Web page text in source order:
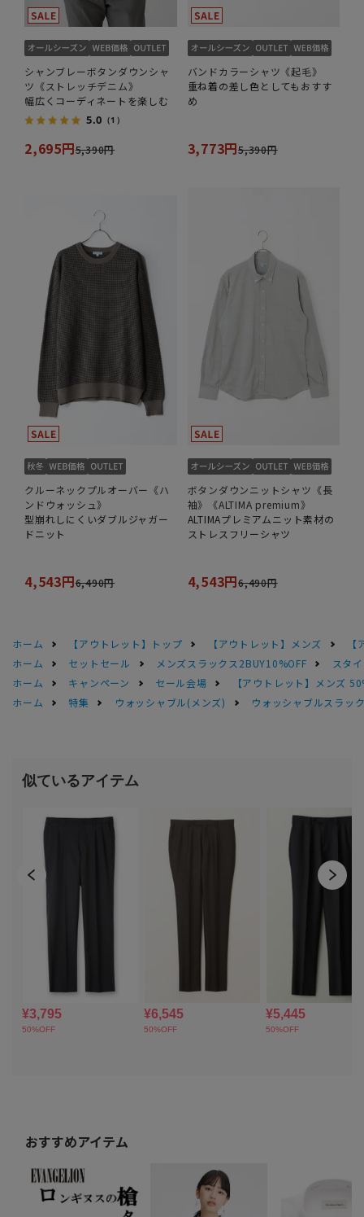
シャンブレーボタンダウンシャ
ツ《ストレッチデニム》
幅広くコーディネートを楽しむ
5.0 （1）
2,695円5,390円
バンドカラーシャツ《起毛》
重ね着の差し色としてもおすす
め
3,773円5,390円
クルーネックプルオーバー《ハ
ンドウォッシュ》
型崩れしにくいダブルジャガー
ドニット
4,543円6,490円
ボタンダウンニットシャツ《長
袖》《ALTIMA premium》
ALTIMAプレミアムニット素材の
ストレスフリーシャツ
4,543円6,490円
ホーム 【アウトレット】トップ 【アウトレット】メンズ
ホーム
セットセール メンズスラックス2BUY10%OFF
スタ
ホーム
キャンペーン セール会場
【アウトレット】メンズ
ホーム
特集 ウォッシャブル(メンズ) ウォッシャブルスラッ